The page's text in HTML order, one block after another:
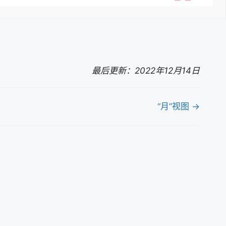
最后更新：2022年12月14日
“月”视图 →